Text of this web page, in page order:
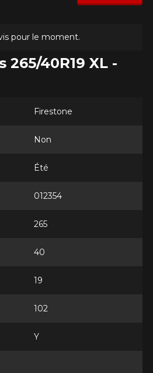
pour le moment.
40R19 XL -
Firestone
Non
Été
012354
265
40
19
102
Y
le